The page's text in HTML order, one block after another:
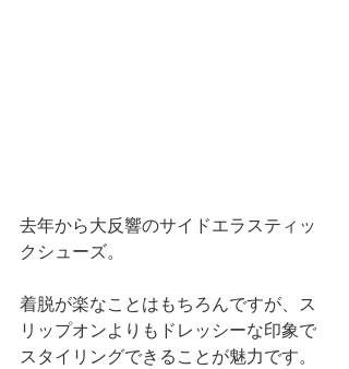
去年から大反響のサイドエラスティッ
クシューズ。
着脱が楽なことはもちろんですが、ス
リップオンよりもドレッシーな印象で
スタイリングできることが魅力です。